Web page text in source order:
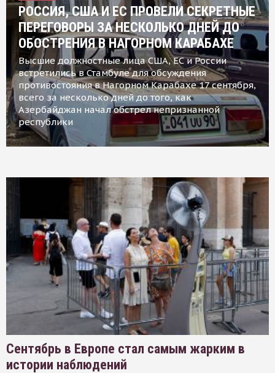
РОССИЯ, США И ЕС ПРОВЕЛИ СЕКРЕТНЫЕ
ПЕРЕГОВОРЫ ЗА НЕСКОЛЬКО ДНЕЙ ДО
ОБОСТРЕНИЯ В НАГОРНОМ КАРАБАХЕ
Высшие должностные лица США, ЕС и России
встретились в Стамбуле для обсуждения
противостояния в Нагорном Карабахе 17 сентября,
всего за несколько дней до того, как
Азербайджан начал обстрел непризнанной
республики
Сентябрь в Европе стал самым жарким в
истории наблюдений